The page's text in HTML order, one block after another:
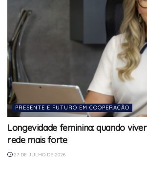
PRESENTE E FUTURO EM COOPERAÇÃO
Longevidade feminina: quando
rede mais forte
27 DE JULHO DE 2026